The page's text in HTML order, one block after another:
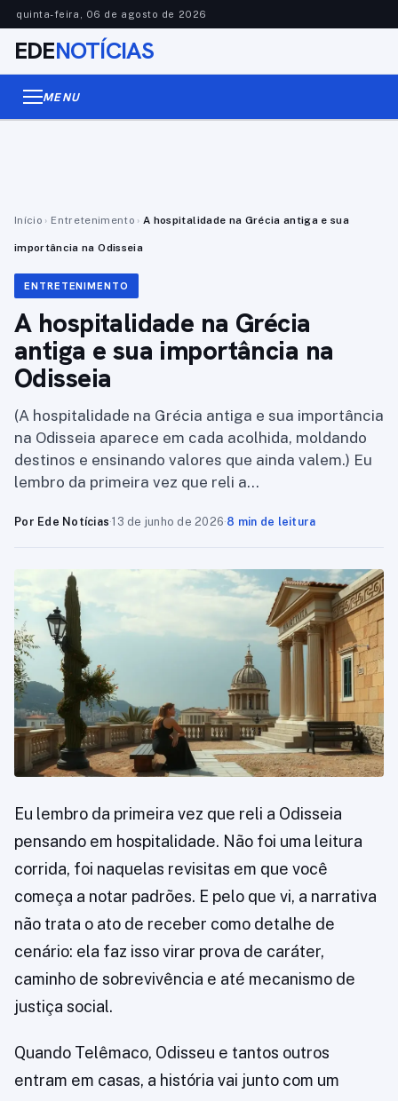
quinta-feira, 06 de agosto de 2026
EDENOTÍCIAS
MENU
Início › Entretenimento › A hospitalidade na Grécia antiga e sua
importância na Odisseia
ENTRETENIMENTO
A hospitalidade na Grécia
antiga e sua importância na
Odisseia
(A hospitalidade na Grécia antiga e sua importância
na Odisseia aparece em cada acolhida, moldando
destinos e ensinando valores que ainda valem.) Eu
lembro da primeira vez que reli a…
Por Ede Notícias·13 de junho de 2026·8 min de leitura
Eu lembro da primeira vez que reli a Odisseia
pensando em hospitalidade. Não foi uma leitura
corrida, foi naquelas revisitas em que você
começa a notar padrões. E pelo que vi, a narrativa
não trata o ato de receber como detalhe de
cenário: ela faz isso virar prova de caráter,
caminho de sobrevivência e até mecanismo de
justiça social.
Quando Telêmaco, Odisseu e tantos outros
entram em casas, a história vai junto com um